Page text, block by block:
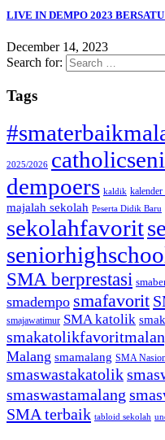
LIVE IN DEMPO 2023
December 14, 2023
Search for:
Tags
2025/2026
dempoers kaldik
majalah sekolah Peserta Didik Baru
sekolahfavorit
SMA berprestasi
smadempo smafavorit
smajawatimur SMA katolik
Malang smamalang SMA
smaswastakatolik
smaswastamalang
SMA terbaik tabloid sekolah